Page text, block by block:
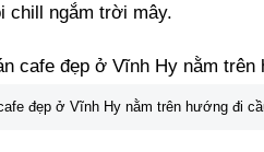
chill ngắm trời mây.
đẹp ở Vĩnh Hy nằm trên hướng đi